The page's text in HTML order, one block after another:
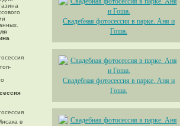
в
Свадебная фотосессия в парке. Аня и
Гоша.
Свадебная фотосессия в парке. Аня и
Гоша.